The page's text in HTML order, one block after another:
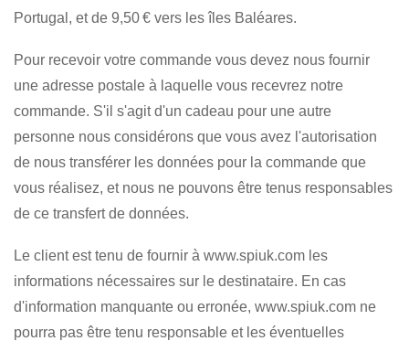
Portugal, et de 9,50 € vers les îles Baléares.
Pour recevoir votre commande vous devez nous fournir
une adresse postale à laquelle vous recevrez notre
commande. S'il s'agit d'un cadeau pour une autre
personne nous considérons que vous avez l'autorisation
de nous transférer les données pour la commande que
vous réalisez, et nous ne pouvons être tenus responsables
de ce transfert de données.
Le client est tenu de fournir à www.spiuk.com les
informations nécessaires sur le destinataire. En cas
d'information manquante ou erronée, www.spiuk.com ne
pourra pas être tenu responsable et les éventuelles